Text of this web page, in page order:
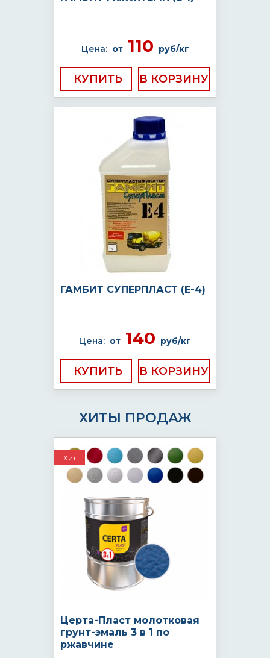
Цена: от110 руб/кг
КУПИТЬ
ГАМБИТ СУПЕРПЛАСТ (Е-4)
Цена: от 140 руб/кг
КУПИТЬ
ХИТЫ ПРОДАЖ
Хит
Церта-Пласт молотковая
грунт-эмаль 3 в 1 по
ржавчине